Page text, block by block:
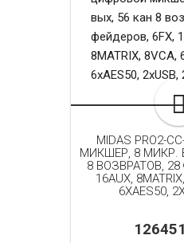
MIDAS PRO2-
МИКШЕР, 8 МИКР.
8 ВОЗВРАТОВ, 28
16AUX,
6XAES50,